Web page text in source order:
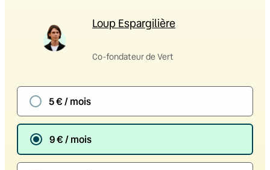
Loup Espargilière
Co-fondateur de Vert
5 € / mois
9 € / mois